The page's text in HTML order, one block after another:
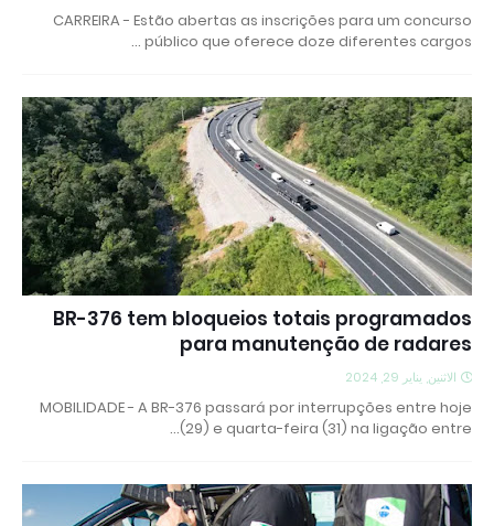
CARREIRA - Estão abertas as inscrições para um concurso
público que oferece doze diferentes cargos …
BR-376 tem bloqueios totais programados
para manutenção de radares
الاثنين, يناير 29, 2024
MOBILIDADE - A BR-376 passará por interrupções entre hoje
(29) e quarta-feira (31) na ligação entre…